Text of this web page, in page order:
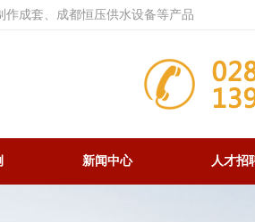
成套、成都恒压供水设备等产品
新闻中心 人才招